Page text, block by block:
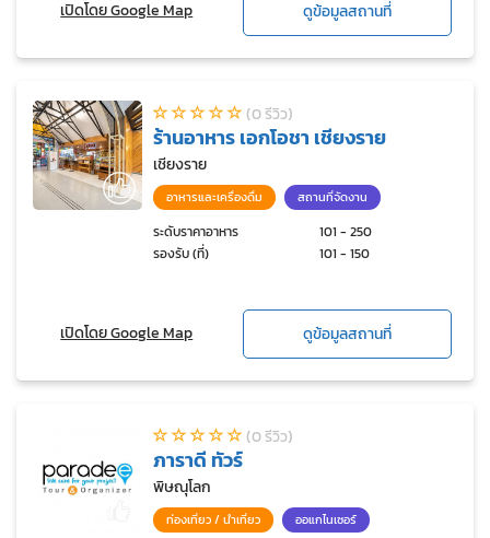
เปิดโดย Google Map ดูข้อมูลสถานที่
(0 รีวิว)
ร้านอาหาร เอกโอชา เชียงราย
เชียงราย
อาหารและเครื่องดื่ม สถานที่จัดงาน
ระดับราคาอาหาร
101 - 250
รองรับ (ที่)
101 - 150
เปิดโดย Google Map ดูข้อมูลสถานที่
(0 รีวิว)
ภาราดี ทัวร์
พิษณุโลก
ท่องเที่ยว / นำเที่ยว
ออแกไนเซอร์